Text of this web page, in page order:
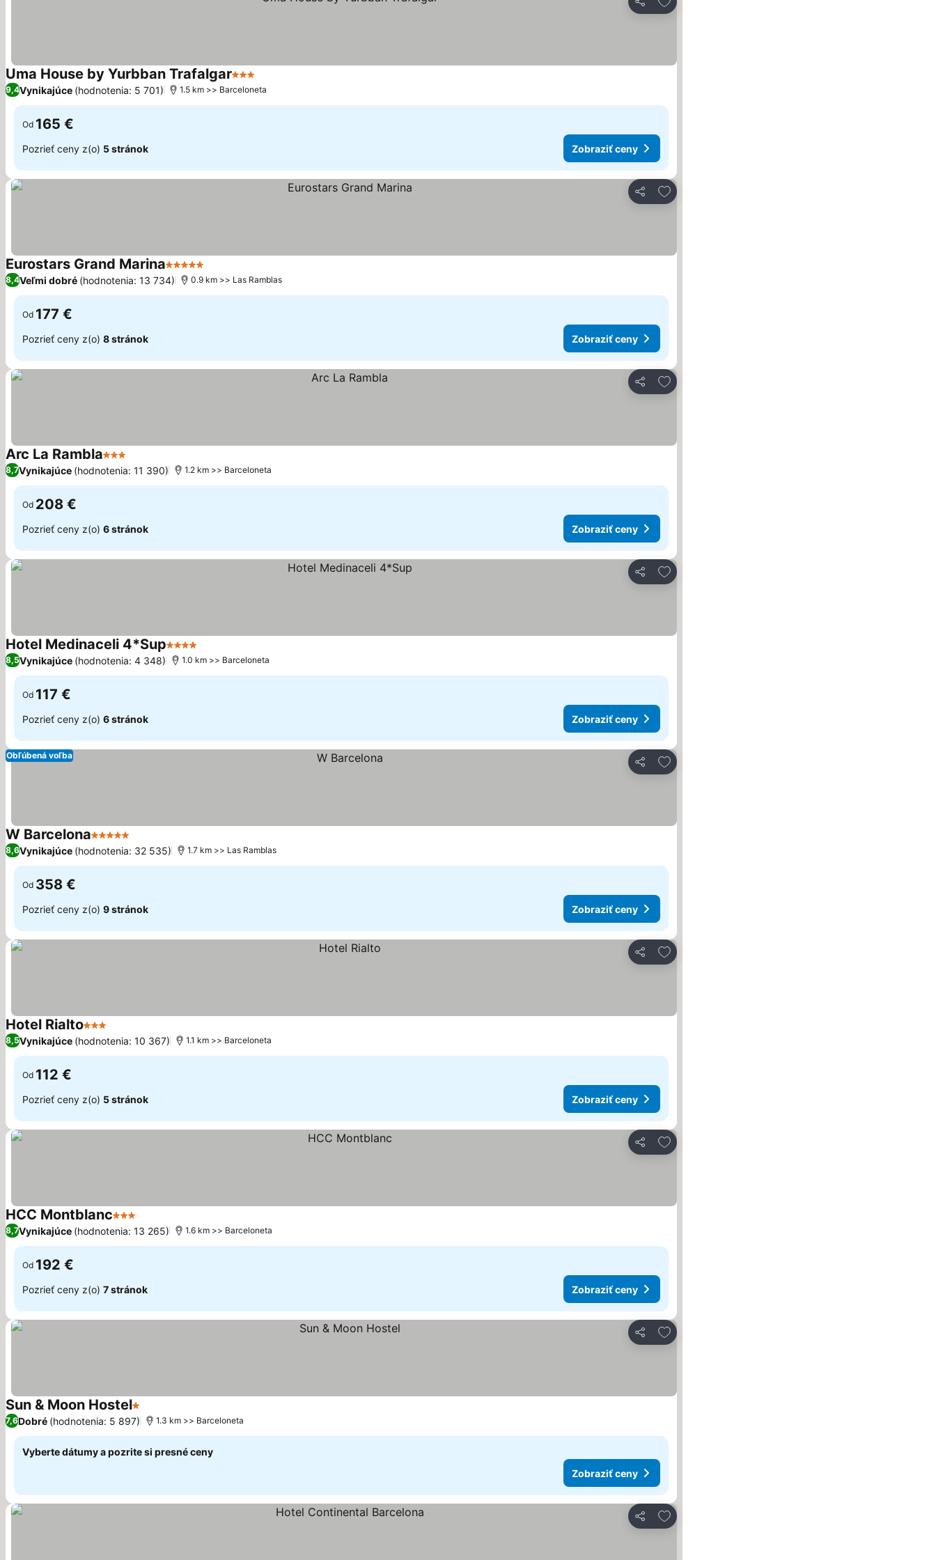
Zdieľať
Uma House by Yurbban Trafalgar3 Počet hviezdičiek
9,4Vynikajúce (hodnotenia: 5 701) 1.5 km >> Barceloneta
Od 165 €
Pozrieť ceny z(o) 5 stránok Zobraziť ceny
Zdieľať
Pridať do obľúbených
Eurostars Grand Marina5 Počet hviezdičiek
8,4Veľmi dobré (hodnotenia: 13 734) 0.9 km >> Las Ramblas
Od 177 €
Pozrieť ceny z(o) 8 stránok Zobraziť ceny
Zdieľať
Pridať do obľúbených
Arc La Rambla3 Počet hviezdičiek
Zobraziť ceny
8,7Vynikajúce (hodnotenia: 11 390) 1.2 km >> Barceloneta
Od 208 €
Pozrieť ceny z(o) 6 stránok Zobraziť ceny
Zdieľať
Pridať do obľúbených
Hotel Medinaceli 4*Sup4 Počet hviezdičiek
8,5Vynikajúce (hodnotenia: 4 348) 1.0 km >> Barceloneta
Od 117 €
Pozrieť ceny z(o) 6 stránok Zobraziť ceny
Zdieľať
Pridať do obľúbených
Obľúbená voľba
W Barcelona5 Počet hviezdičiek
Zobraziť ceny
8,6Vynikajúce (hodnotenia: 32 535) 1.7 km >> Las Ramblas
Od 358 €
Pozrieť ceny z(o) 9 stránok Zobraziť ceny
Zdieľať
Pridať do obľúbených
Hotel Rialto3 Počet hviezdičiek
Zobraziť ceny
8,5Vynikajúce (hodnotenia: 10 367) 1.1 km >> Barceloneta
Od 112 €
Pozrieť ceny z(o) 5 stránok Zobraziť ceny
Zdieľať
Pridať do obľúbených
HCC Montblanc3 Počet hviezdičiek
Zobraziť ceny
8,7Vynikajúce (hodnotenia: 13 265) 1.6 km >> Barceloneta
Od 192 €
Pozrieť ceny z(o) 7 stránok Zobraziť ceny
Zdieľať
Pridať do obľúbených
Sun & Moon Hostel1 Počet hviezdičiek
Zobraziť ceny
7,6Dobré (hodnotenia: 5 897) 1.3 km >> Barceloneta
Vyberte dátumy a pozrite si presné ceny
Zobraziť ceny
Zdieľať
Pridať do obľúbených